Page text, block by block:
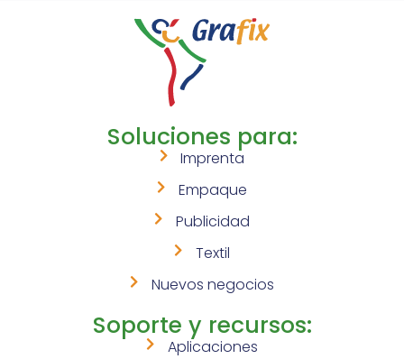
Soluciones para:
Imprenta
Empaque
Publicidad
Textil
Nuevos negocios
Soporte y recursos:
Aplicaciones